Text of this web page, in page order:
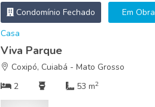
Condomínio Fechado Em Obra
Casa
Viva Parque
Coxipó, Cuiabá - Mato Grosso
2
53 m2